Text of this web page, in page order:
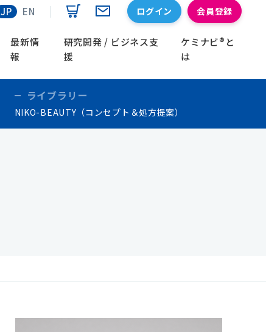
JP EN ログイン 会員登録
最新情
報
研究開発 / ビジネス支
援
ケミナビ®と
は
ライブラリー
NIKO-BEAUTY（コンセプト＆処方提案）